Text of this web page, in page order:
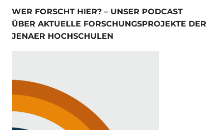
WER FORSCHT HIER? – UNSER PODCAST
ÜBER AKTUELLE FORSCHUNGSPROJEKTE DER
JENAER HOCHSCHULEN